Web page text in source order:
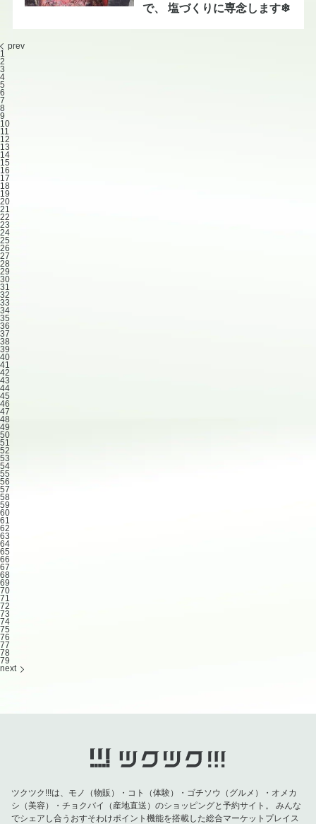
で、 塩づくりに専念します❄
prev
1
2
3
4
5
6
7
8
9
10
11
12
13
14
15
16
17
18
19
20
21
22
23
24
25
26
27
28
29
30
31
32
33
34
35
36
37
38
39
40
41
42
43
44
45
46
47
48
49
50
51
52
53
54
55
56
57
58
59
60
61
62
63
64
65
66
67
68
69
70
71
72
73
74
75
76
77
78
79
next
ツクツク!!!は、モノ（物販）・コト（体験）・ゴチソウ（グルメ）・オメカ
シ（美容）・チョクバイ（産地直送）のショッピングと予約サイト。
みんな
でシェアし合うおすそわけポイント機能を搭載した総合マーケットプレイス